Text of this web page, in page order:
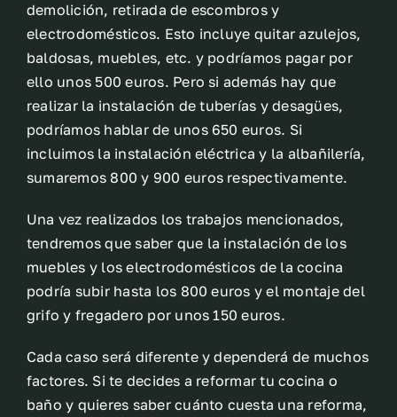
demolición, retirada de escombros y
electrodomésticos. Esto incluye quitar azulejos,
baldosas, muebles, etc. y podríamos pagar por
ello unos 500 euros. Pero si además hay que
realizar la instalación de tuberías y desagües,
podríamos hablar de unos 650 euros. Si
incluimos la instalación eléctrica y la albañilería,
sumaremos 800 y 900 euros respectivamente.
Una vez realizados los trabajos mencionados,
tendremos que saber que la instalación de los
muebles y los electrodomésticos de la cocina
podría subir hasta los 800 euros y el montaje del
grifo y fregadero por unos 150 euros.
Cada caso será diferente y dependerá de muchos
factores. Si te decides a reformar tu cocina o
baño y quieres saber cuánto cuesta una reforma,